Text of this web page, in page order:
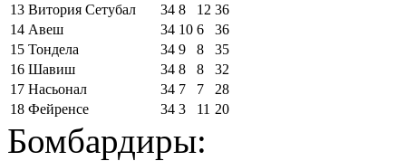
13 Витория Сетубал 34 8 12 36
14 Авеш 34 10 6
36
15 Тондела 34 9 8
35
16 Шавиш 34 8 8
32
17 Насьонал 34 7 7
28
18 Фейренсе 34 3 11 20
Бомбардиры: